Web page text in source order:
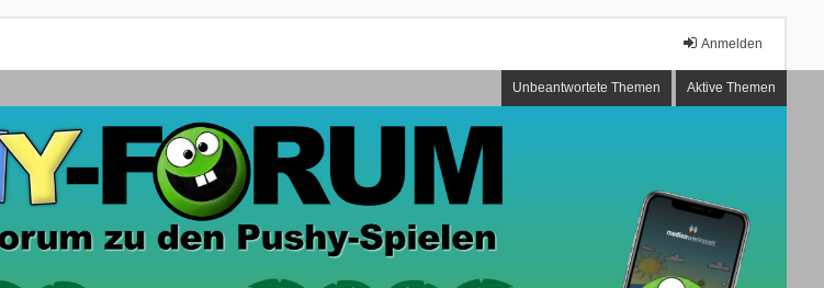
Anmelden
Unbeantwortete Themen Aktive Themen